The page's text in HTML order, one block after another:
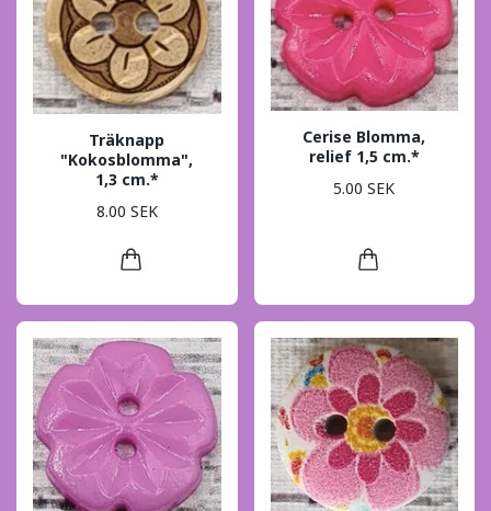
Träknapp
"Kokosblomma",
1,3 cm.*
8.00 SEK
Cerise Blomma,
relief 1,5 cm.*
5.00 SEK